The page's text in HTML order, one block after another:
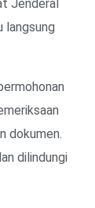
Jenderal
langsung
dokumen.
dilindungi